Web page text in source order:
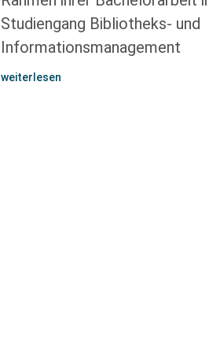
Studiengang Bibliotheks- und
Informationsmanagement
weiterlesen